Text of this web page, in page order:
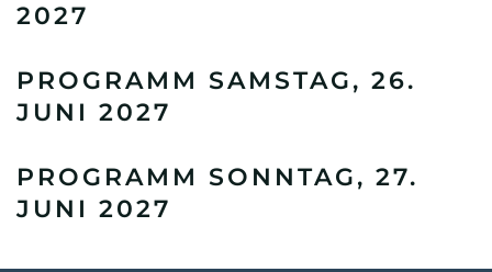
2027
PROGRAMM SAMSTAG, 26.
JUNI 2027
PROGRAMM SONNTAG, 27.
JUNI 2027